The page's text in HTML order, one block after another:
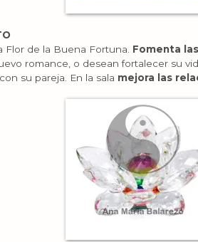
Flor de la Buena Fortuna. Fomenta
romance, o desean fortalecer su
su pareja. En la sala mejora las